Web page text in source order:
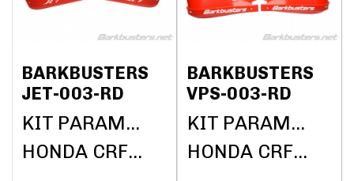
BARKBUSTERS
JET-003-RD
KIT PARAMANOS BARKBUSTERS (SIN BARRAS)
HONDA CRF1000L AFRICA TWIN DCT ABS 2018
BARKBUSTERS
VPS-003-RD
KIT PARAMANOS BARKBUSTERS (SIN BARRAS)
HONDA CRF1000L AFRICA TWIN DCT ABS 2018